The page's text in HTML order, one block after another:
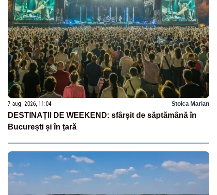
7 aug. 2026, 11:04 Stoica Marian
DESTINAȚII DE WEEKEND: sfârșit de săptămână în
București și în țară